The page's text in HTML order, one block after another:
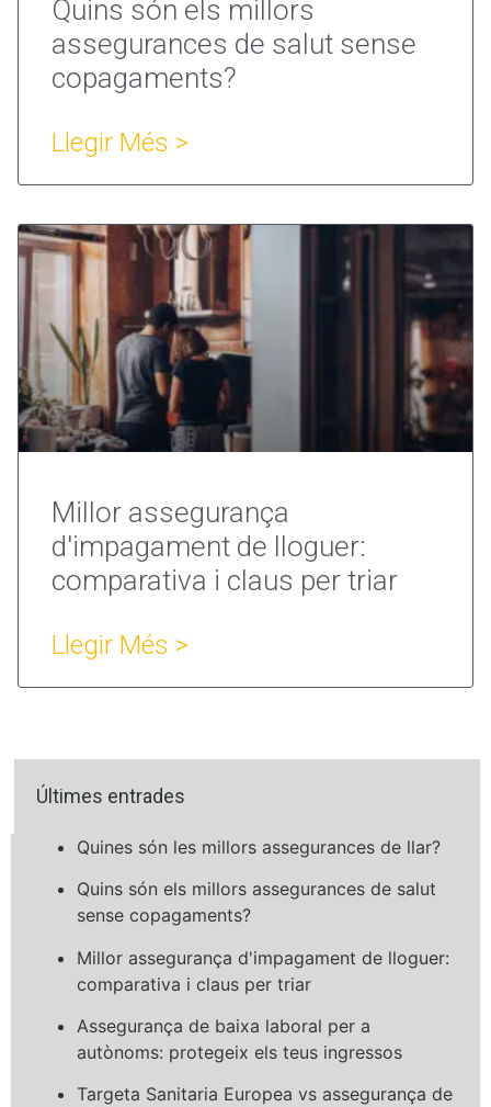
Quins són els millors
assegurances de salut sense
copagaments?
Llegir Més >
Millor assegurança
d'impagament de lloguer:
comparativa i claus per triar
Llegir Més >
Últimes entrades
Quines són les millors assegurances de llar?
Quins són els millors assegurances de salut
sense copagaments?
Millor assegurança d'impagament de lloguer:
comparativa i claus per triar
Assegurança de baixa laboral per a
autònoms: protegeix els teus ingressos
Targeta Sanitaria Europea vs assegurança de